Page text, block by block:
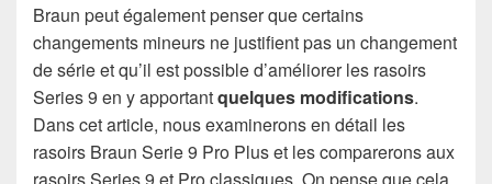
Braun peut également penser que certains
changements mineurs ne justifient pas un changement
de série et qu’il est possible d’améliorer les rasoirs
Series 9 en y apportantquelques modifications.
Dans cet article, nous examinerons en détail les
rasoirs Braun Serie 9 Pro Plus et les comparerons aux
rasoirs Series 9 et Pro classiques. On pense que cela